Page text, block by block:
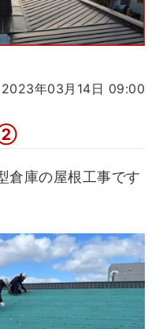
2023年03月14日 09:00
②
倉庫の屋根工事です